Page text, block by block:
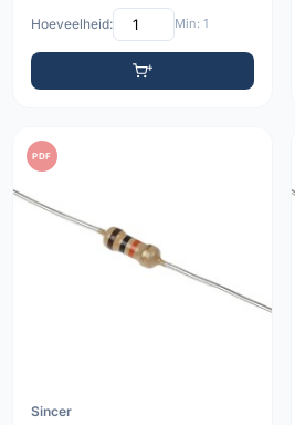
Hoeveelheid: Min: 1
PDF
Sincer